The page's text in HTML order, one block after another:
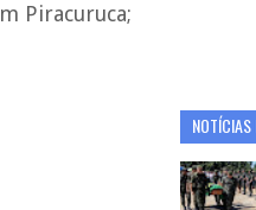
Piracuruca;